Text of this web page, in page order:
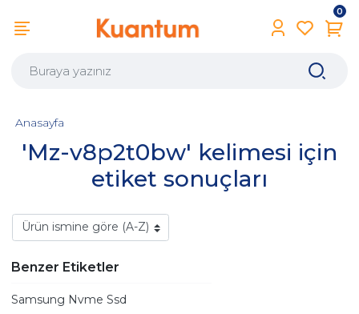
0
'Mz-v8p2t0bw' kelimesi için
etiket sonuçları
Anasayfa
Benzer Etiketler
Samsung Nvme Ssd